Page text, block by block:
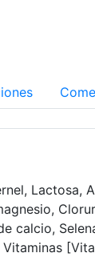
Lactosa,
calcio,